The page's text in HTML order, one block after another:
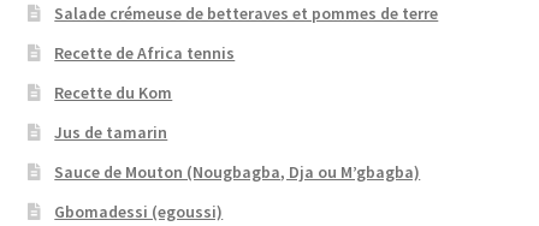
Salade crémeuse de betteraves et pommes de terre
Recette de Africa tennis
Recette du Kom
Jus de tamarin
Sauce de Mouton (Nougbagba, Dja ou M’gbagba)
Gbomadessi (egoussi)